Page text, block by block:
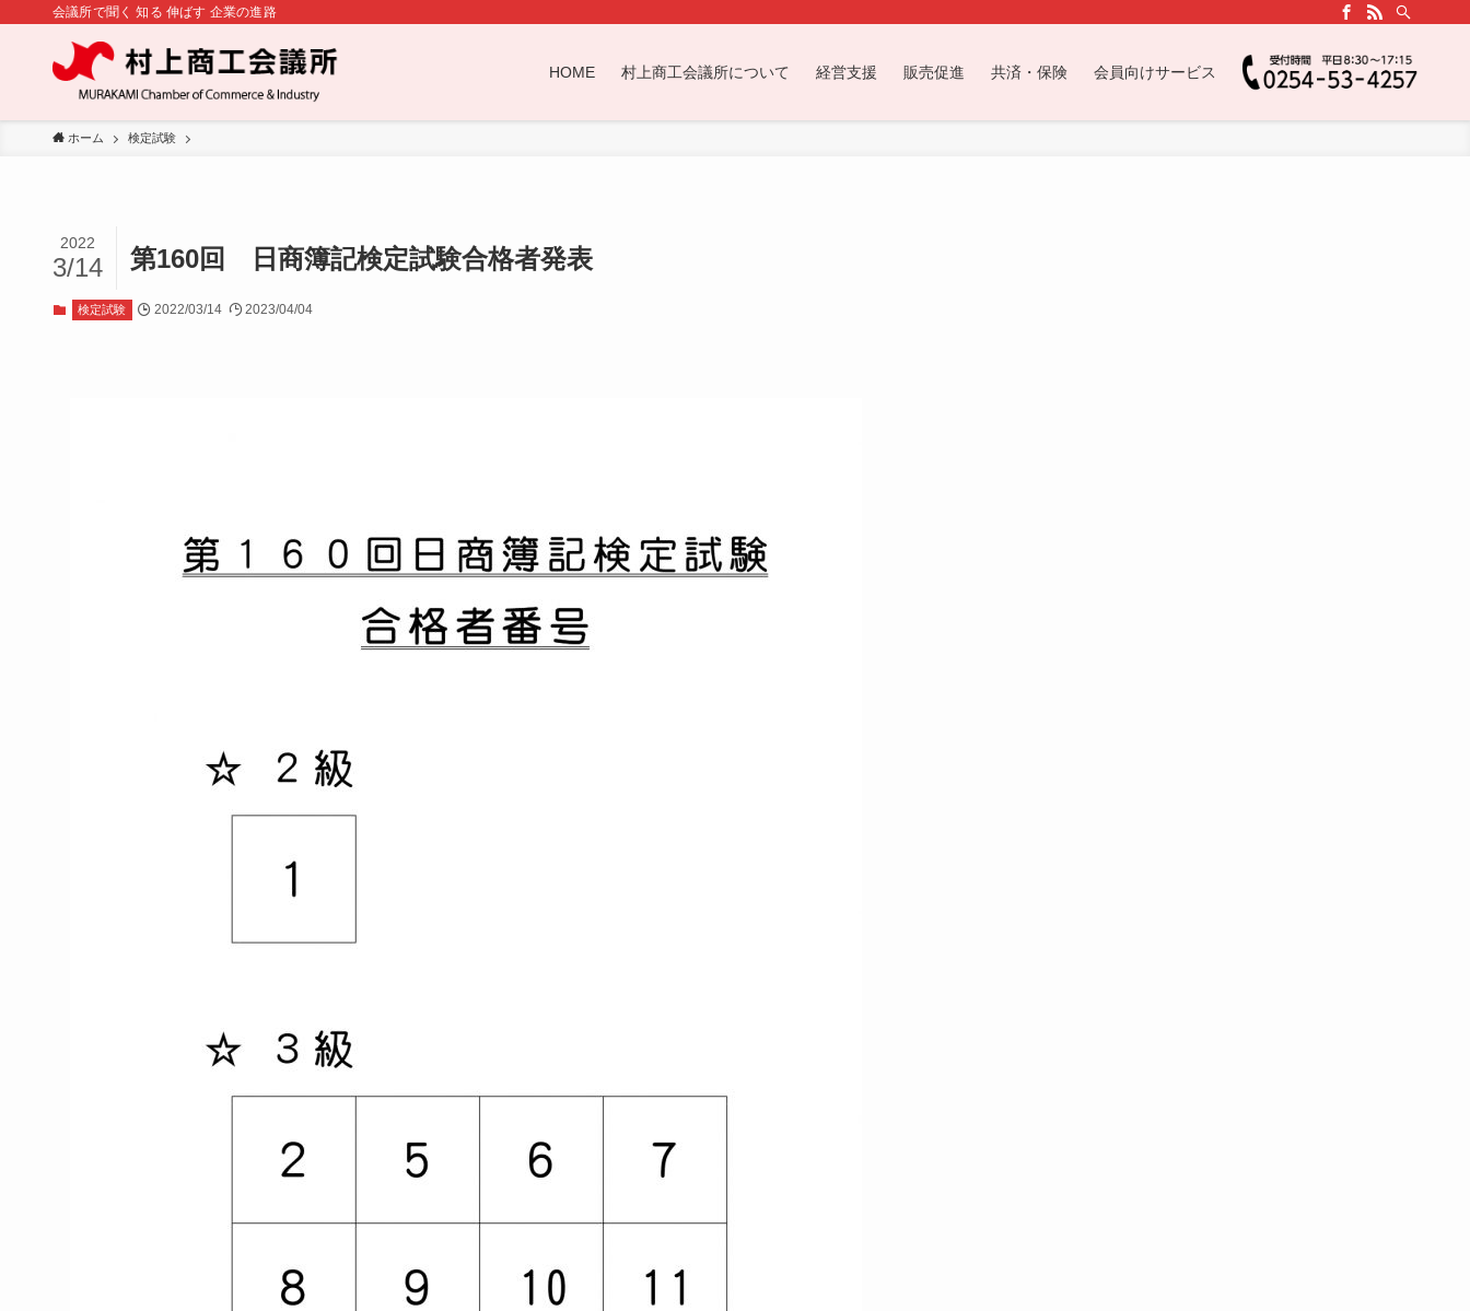
会議所で聞く 知る 伸ばす 企業の進路
HOME 村上商工会議所について 経営支援 販売促進 共済・保険 会員向けサービス
ホーム 検定試験
第160回 日商簿記検定試験合格者発表
2022
3/14
検定試験 2022/03/14 2023/04/04